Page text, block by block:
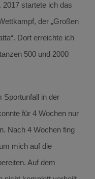
startete ich das
der „Großen
Dort erreichte ich
500 und 2000
Sportunfall in der
für 4 Wochen nur
Nach 4 Wochen fing
mich auf die
Auf dem